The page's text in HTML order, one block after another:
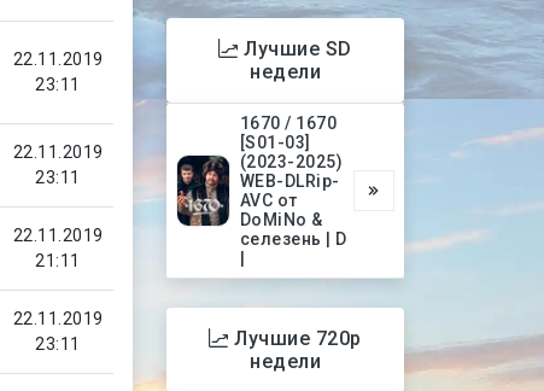
22.11.2019
23:11
22.11.2019
23:11
22.11.2019
21:11
22.11.2019
23:11
Лучшие SD
недели
1670 / 1670
[S01-03]
(2023-2025)
WEB-DLRip-
AVC от
DoMiNo &
селезень | D
Лучшие 720p
недели